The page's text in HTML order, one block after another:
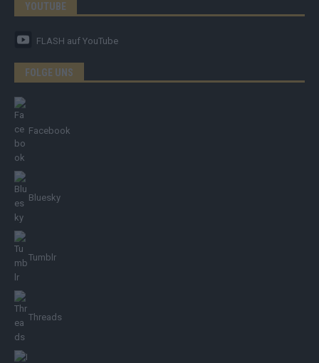
YOUTUBE
FLASH auf YouTube
FOLGE UNS
Facebook
Bluesky
Tumblr
Threads